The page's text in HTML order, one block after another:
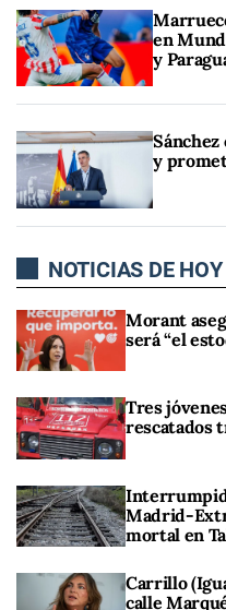
en
y
y
NOTICIAS DE HOY
Morant
será “el
Tres
rescatados
Madrid-
mortal en
Carrillo
calle